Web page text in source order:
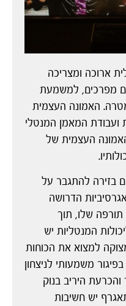
ארוכה ומצריכה
מפרכים, למשמעת
האמונה העצמית
ועבודת המאמן המנטלי
העצמית של
בזירה להתגבר על
הדרושה
תורפה שלו, תוך
המנטליות יש
למצוא את הכוחות
משמעותי לניצחון
היריב בנוק
יש חשיבות